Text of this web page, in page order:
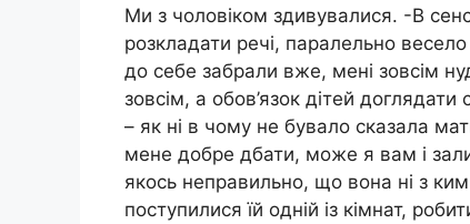
Ми з чоловіком здивувалися. -В
розкладати речі, паралельно
до себе забрали вже, мені зовсім
зовсім, а обов’язок дітей
– як ні в чому не бувало сказала
мене добре дбати, може я вам і
якось неправильно, що вона ні з
поступилися їй одній із кімнат,